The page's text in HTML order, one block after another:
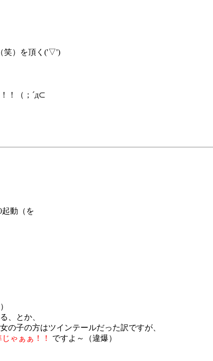
笑）を頂く('▽')
！（；´д⊂
動（を
、とか、
の子の方はツインテールだった訳ですが、
ゃぁぁ！！ ですよ～（違爆）